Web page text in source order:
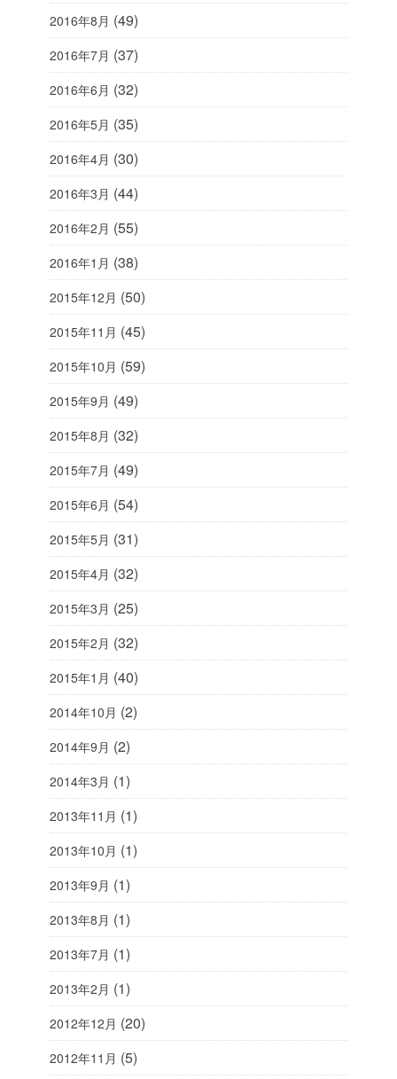
2016年8月 (49)
2016年7月 (37)
2016年6月 (32)
2016年5月 (35)
2016年4月 (30)
2016年3月 (44)
2016年2月 (55)
2016年1月 (38)
2015年12月 (50)
2015年11月 (45)
2015年10月 (59)
2015年9月 (49)
2015年8月 (32)
2015年7月 (49)
2015年6月 (54)
2015年5月 (31)
2015年4月 (32)
2015年3月 (25)
2015年2月 (32)
2015年1月 (40)
2014年10月 (2)
2014年9月 (2)
2014年3月 (1)
2013年11月 (1)
2013年10月 (1)
2013年9月 (1)
2013年8月 (1)
2013年7月 (1)
2013年2月 (1)
2012年12月 (20)
2012年11月 (5)